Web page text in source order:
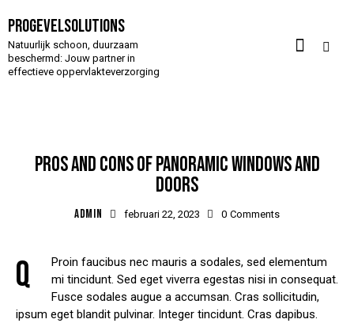
Progevelsolutions
Natuurlijk schoon, duurzaam
beschermd: Jouw partner in
effectieve oppervlakteverzorging
PROS AND CONS OF PANORAMIC WINDOWS AND
DOORS
ADMIN februari 22, 2023 0 Comments
Q
Proin faucibus nec mauris a sodales, sed elementum
mi tincidunt. Sed eget viverra egestas nisi in consequat.
Fusce sodales augue a accumsan. Cras sollicitudin,
ipsum eget blandit pulvinar. Integer tincidunt. Cras dapibus.